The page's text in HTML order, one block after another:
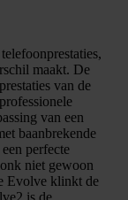
maakt. De
van de
van een
baanbrekende
perfecte
niet gewoon
Evolve klinkt de